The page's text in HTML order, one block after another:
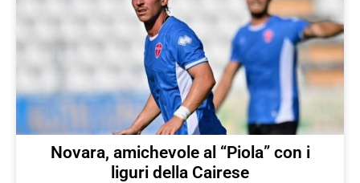
Novara, amichevole al “Piola” con i
liguri della Cairese